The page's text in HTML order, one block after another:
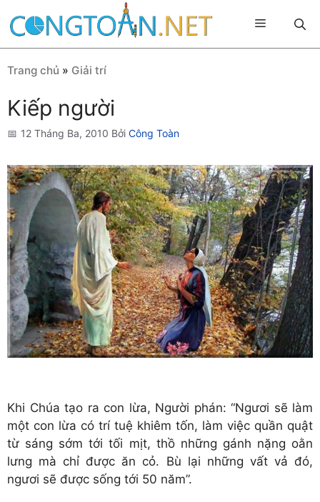
đến
Menu
Trang chủ » Giải trí
Kiếp người
12 Tháng Ba, 2010 Bởi Công Toàn
Khi Chúa tạo ra con lừa, Người phán: “Ngươi sẽ làm
một con lừa có trí tuệ khiêm tốn, làm việc quần quật
từ sáng sớm tới tối mịt, thồ những gánh nặng oằn
lưng mà chỉ được ăn cỏ. Bù lại những vất vả đó,
ngươi sẽ được sống tới 50 năm”.